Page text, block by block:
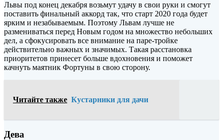
Львы под конец декабря возьмут удачу в свои руки и смогут
поставить финальный аккорд так, что старт 2020 года будет
ярким и незабываемым. Поэтому Львам лучше не
размениваться перед Новым годом на множество небольших
дел, а сфокусировать все внимание на паре-тройке
действительно важных и значимых. Такая расстановка
приоритетов принесет больше вдохновения и поможет
качнуть маятник Фортуны в свою сторону.
Читайте также Кустарники для дачи
Дева